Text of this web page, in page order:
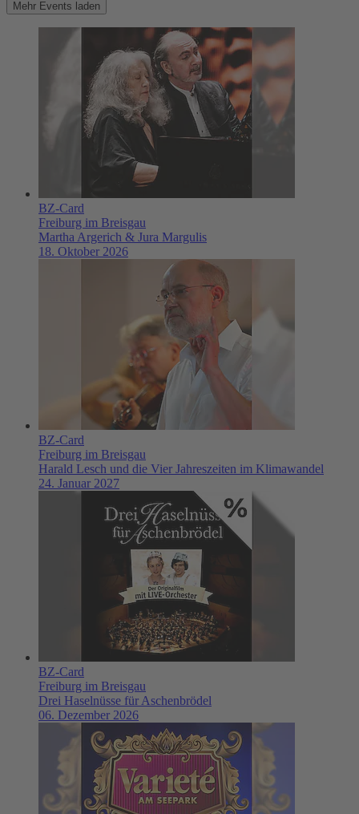
Mehr Events laden
BZ-Card
Freiburg im Breisgau
Martha Argerich & Jura Margulis
18. Oktober 2026
BZ-Card
Freiburg im Breisgau
Harald Lesch und die Vier Jahreszeiten im Klimawandel
24. Januar 2027
BZ-Card
Freiburg im Breisgau
Drei Haselnüsse für Aschenbrödel
06. Dezember 2026